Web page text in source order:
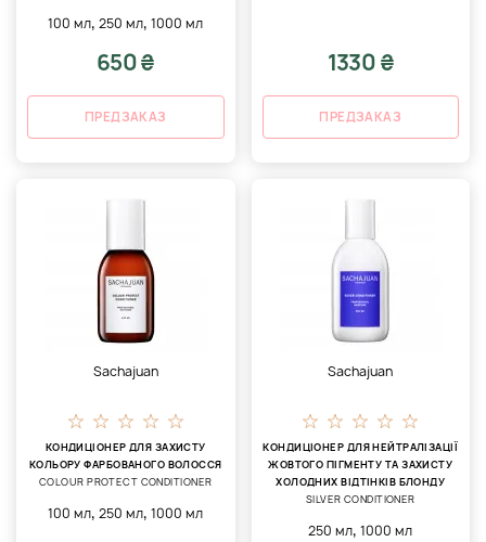
100 мл,250 мл,1000 мл
650 ₴
ПРЕДЗАКАЗ
1330 ₴
ПРЕДЗАКАЗ
Sachajuan
КОНДИЦІОНЕР ДЛЯ ЗАХИСТУ
КОЛЬОРУ ФАРБОВАНОГО ВОЛОССЯ
COLOUR PROTECT CONDITIONER
100 мл,250 мл,1000 мл
Sachajuan
КОНДИЦІОНЕР ДЛЯ НЕЙТРАЛІЗАЦІЇ
ЖОВТОГО ПІГМЕНТУ ТА ЗАХИСТУ
ХОЛОДНИХ ВІДТІНКІВ БЛОНДУ
SILVER CONDITIONER
250 мл,1000 мл